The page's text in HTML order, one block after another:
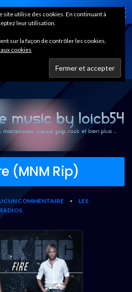
Home
(MNM Rip)
COMMENTAIRE •
LES
site utilise des cookies. En continuant à
leur utilisation.
sur la façon de contrôler les cookies,
cookies